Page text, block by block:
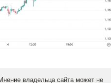
владельца сайта может не